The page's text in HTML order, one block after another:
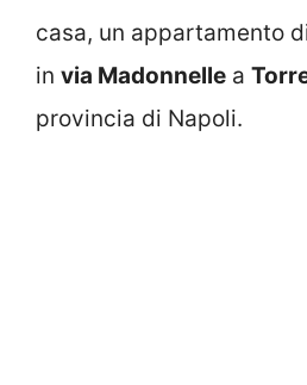
casa, un appartamento
in via Madonnelle a
provincia di Napoli.